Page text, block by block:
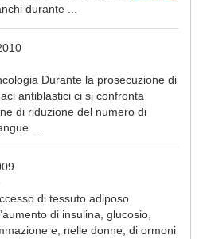
durante ...
Durante la prosecuzione di
antiblastici ci si confronta
di riduzione del numero di
...
di tessuto adiposo
di insulina, glucosio,
e, nelle donne, di ormoni